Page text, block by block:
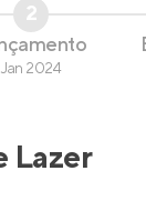
2
Jan 2024
Lazer